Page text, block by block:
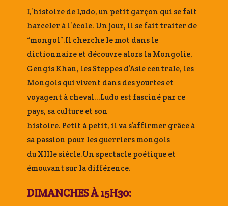
L’histoire de Ludo, un petit garçon qui se fait
harceler à l’école. Un jour, il se fait traiter de
“mongol”.Il cherche le mot dans le
dictionnaire et découvre alors la Mongolie,
Gengis Khan, les Steppes d’Asie centrale, les
Mongols qui vivent dans des yourtes et
voyagent à cheval…Ludo est fasciné par ce
pays, sa culture et son
histoire. Petit à petit, il va s’affirmer grâce à
sa passion pour les guerriers mongols
du XIIIe siècle.Un spectacle poétique et
émouvant sur la différence.
DIMANCHES À 15H30: